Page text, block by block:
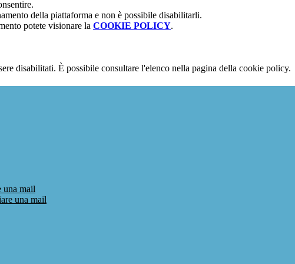
della piattaforma e non è possibile disabilitarli.
potete visionare la COOKIE POLICY.
disabilitati. È possibile consultare l'elenco nella pagina della cookie policy.
una mail
una mail